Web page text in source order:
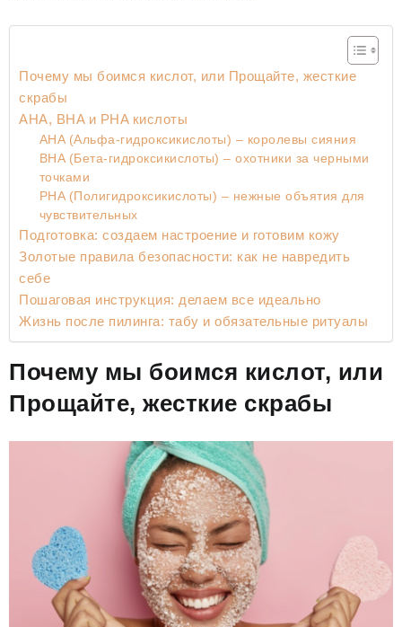
Почему мы боимся кислот, или Прощайте, жесткие
скрабы
AHA, BHA и PHA кислоты
AHA (Альфа-гидроксикислоты) – королевы сияния
BHA (Бета-гидроксикислоты) – охотники за черными
точками
PHA (Полигидроксикислоты) – нежные объятия для
чувствительных
Подготовка: создаем настроение и готовим кожу
Золотые правила безопасности: как не навредить
себе
Пошаговая инструкция: делаем все идеально
Жизнь после пилинга: табу и обязательные ритуалы
Почему мы боимся кислот, или
Прощайте, жесткие скрабы